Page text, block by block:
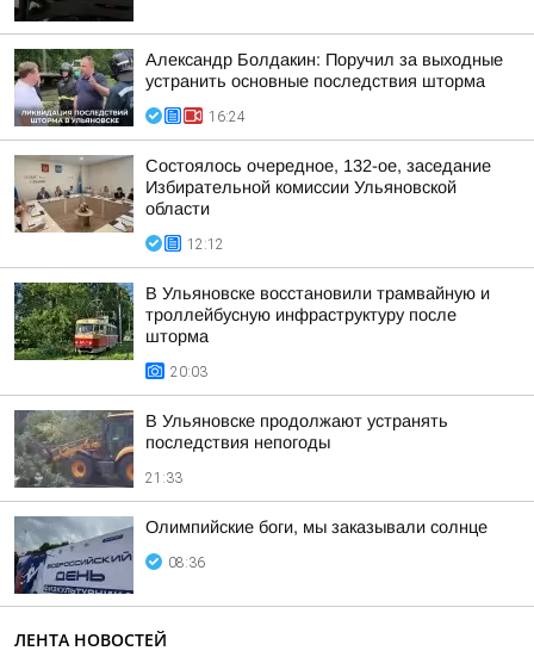
Александр Болдакин: Поручил за выходные
устранить основные последствия шторма
16:24
Состоялось очередное, 132-ое, заседание
Избирательной комиссии Ульяновской
области
12:12
В Ульяновске восстановили трамвайную и
троллейбусную инфраструктуру после
шторма
20:03
В Ульяновске продолжают устранять
последствия непогоды
21:33
Олимпийские боги, мы заказывали солнце
08:36
ЛЕНТА НОВОСТЕЙ